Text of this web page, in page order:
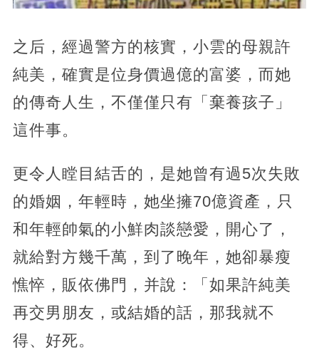
之后，經過警方的核實，小雲的母親許
純美，確實是位身價過億的富婆，而她
的傳奇人生，不僅僅只有「棄養孩子」
這件事。
更令人瞠目結舌的，是她曾有過5次失敗
的婚姻，年輕時，她坐擁70億資產，只
和年輕帥氣的小鮮肉談戀愛，開心了，
就給對方幾千萬，到了晚年，她卻暴瘦
憔悴，販依佛門，并說：「如果許純美
再交男朋友，或結婚的話，那我就不
得、好死。